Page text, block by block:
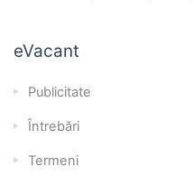
eVacant
Publicitate
Întrebări
Termeni